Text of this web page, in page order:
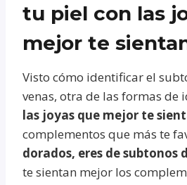
tu piel con las
mejor te
Visto cómo identificar el
venas, otra de las formas de
las joyas que mejor te
complementos que más te
dorados, eres de subtonos
te sientan mejor los